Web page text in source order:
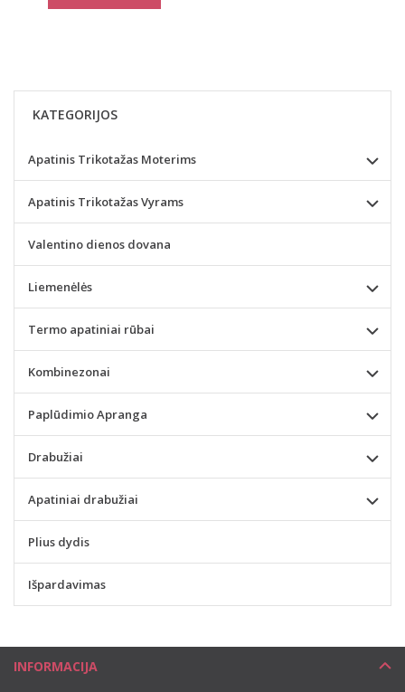
KATEGORIJOS
Apatinis Trikotažas Moterims
Apatinis Trikotažas Vyrams
Valentino dienos dovana
Liemenėlės
Termo apatiniai rūbai
Kombinezonai
Paplūdimio Apranga
Drabužiai
Apatiniai drabužiai
Plius dydis
Išpardavimas
INFORMACIJA